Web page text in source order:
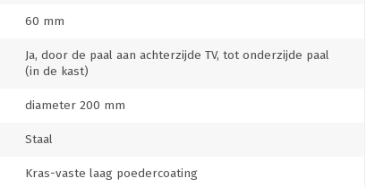
60 mm
Ja, door de paal aan achterzijde TV, tot onderzijde paal
(in de kast)
diameter 200 mm
Staal
Kras-vaste laag poedercoating